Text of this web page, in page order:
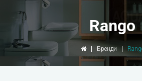
Rango
Бренди